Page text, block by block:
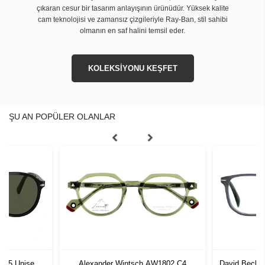
çıkaran cesur bir tasarım anlayışının ürünüdür. Yüksek kalite
cam teknolojisi ve zamansız çizgileriyle Ray-Ban, stil sahibi
olmanın en saf halini temsil eder.
KOLEKSİYONU KEŞFET
ŞU AN POPÜLER OLANLAR